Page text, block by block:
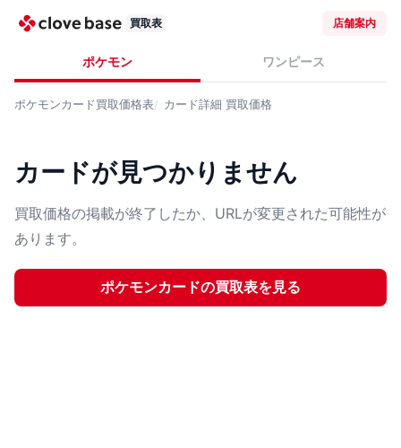
買取表 店舗案内
ポケモン ワンピース
ポケモンカード買取価格表 カード詳細 買取価格
カードが見つかりません
買取価格の掲載が終了したか、URLが変更された可能性が
あります。
ポケモンカードの買取表を見る